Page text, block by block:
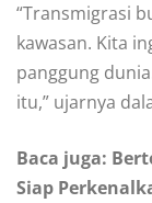
“Transmigrasi
kawasan. Kita
panggung
itu,” ujarnya
Baca juga:
Siap